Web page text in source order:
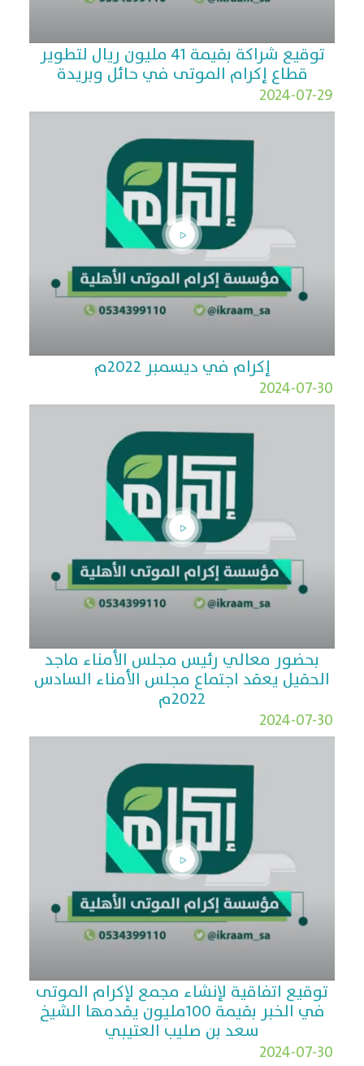
توقيع شراكة بقيمة 41 مليون ريال لتطوير
قطاع إكرام الموتى في حائل وبريدة
2024-07-29
إكرام في ديسمبر 2022م
2024-07-30
بحضور معالي رئيس مجلس الأمناء ماجد
الحقيل يعقد اجتماع مجلس الأمناء السادس
2022م
2024-07-30
توقيع اتفاقية لإنشاء مجمع لإكرام الموتى
في الخبر بقيمة 100مليون يقدمها الشيخ
سعد بن صليب العتيبي
2024-07-30